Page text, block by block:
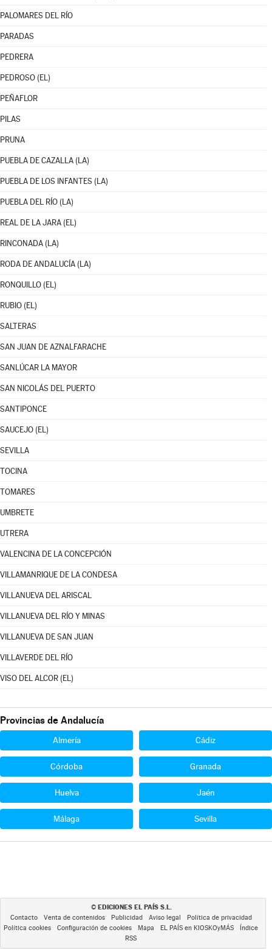
PALOMARES DEL RÍO
PARADAS
PEDRERA
PEDROSO (EL)
PEÑAFLOR
PILAS
PRUNA
PUEBLA DE CAZALLA (LA)
PUEBLA DE LOS INFANTES (LA)
PUEBLA DEL RÍO (LA)
REAL DE LA JARA (EL)
RINCONADA (LA)
RODA DE ANDALUCÍA (LA)
RONQUILLO (EL)
RUBIO (EL)
SALTERAS
SAN JUAN DE AZNALFARACHE
SANLÚCAR LA MAYOR
SAN NICOLÁS DEL PUERTO
SANTIPONCE
SAUCEJO (EL)
SEVILLA
TOCINA
TOMARES
UMBRETE
UTRERA
VALENCINA DE LA CONCEPCIÓN
VILLAMANRIQUE DE LA CONDESA
VILLANUEVA DEL ARISCAL
VILLANUEVA DEL RÍO Y MINAS
VILLANUEVA DE SAN JUAN
VILLAVERDE DEL RÍO
VISO DEL ALCOR (EL)
Provincias de Andalucía
Almería Cádiz
Córdoba Granada
Huelva Jaén
Málaga Sevilla
© EDICIONES EL PAÍS S.L.
Contacto Venta de contenidos Publicidad Aviso legal
Política de privacidad
Política cookies
Configuración de cookies Mapa EL PAÍS en KIOSKOyMÁS
Índice
RSS